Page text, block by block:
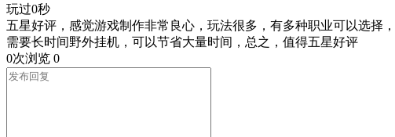
玩过0秒
五星好评，感觉游戏制作非常良心，玩法很多，有多种职业可以选择
需要长时间野外挂机，可以节省大量时间，总之，值得五星好评
0次浏览 0